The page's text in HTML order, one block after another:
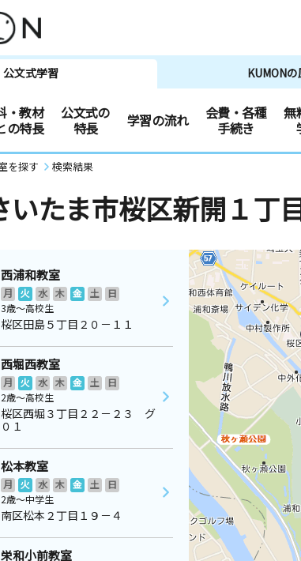
公文式学習 KUMONの
・教材
の特長
公文式の
特長
学習の流れ
会費・各種
手続き
無
を探す 検索結果
いたま市桜区新開１丁
西浦和教室
月 火 水 木 金 土
日
3歳～高校生
区田島５丁目２０－１１
西堀西教室
月 火 水 木 金 土
日
2歳～高校生
区西堀３丁目２２－２３ グ
１
松本教室
月 火 水 木 金 土
日
2歳～中学生
区松本２丁目１９－４
栄和小前教室